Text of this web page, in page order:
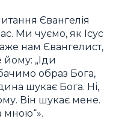
Євангелія
Ми чуємо, як Ісус
нам Євангелист,
„Іди
образ Бога,
шукає Бога. Ні,
Він шукає мене.
мною“».